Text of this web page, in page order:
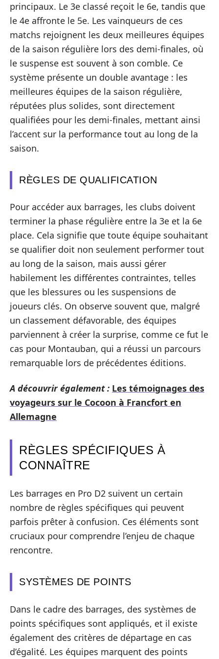
principaux. Le 3e classé reçoit le 6e, tandis que
le 4e affronte le 5e. Les vainqueurs de ces
matchs rejoignent les deux meilleures équipes
de la saison régulière lors des demi-finales, où
le suspense est souvent à son comble. Ce
système présente un double avantage : les
meilleures équipes de la saison régulière,
réputées plus solides, sont directement
qualifiées pour les demi-finales, mettant ainsi
l’accent sur la performance tout au long de la
saison.
RÈGLES DE QUALIFICATION
Pour accéder aux barrages, les clubs doivent
terminer la phase régulière entre la 3e et la 6e
place. Cela signifie que toute équipe souhaitant
se qualifier doit non seulement performer tout
au long de la saison, mais aussi gérer
habilement les différentes contraintes, telles
que les blessures ou les suspensions de
joueurs clés. On observe souvent que, malgré
un classement défavorable, des équipes
parviennent à créer la surprise, comme ce fut le
cas pour Montauban, qui a réussi un parcours
remarquable lors de précédentes éditions.
A découvrir également : Les témoignages des
voyageurs sur le Cocoon à Francfort en
Allemagne
RÈGLES SPÉCIFIQUES À
CONNAÎTRE
Les barrages en Pro D2 suivent un certain
nombre de règles spécifiques qui peuvent
parfois prêter à confusion. Ces éléments sont
cruciaux pour comprendre l’enjeu de chaque
rencontre.
SYSTÈMES DE POINTS
Dans le cadre des barrages, des systèmes de
points spécifiques sont appliqués, et il existe
également des critères de départage en cas
d’égalité. Les équipes marquent des points